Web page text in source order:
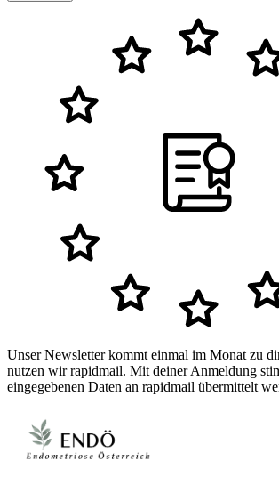
Unser Newsletter kommt einmal im Monat zu
nutzen wir rapidmail. Mit deiner Anmeldung
eingegebenen Daten an rapidmail übermittelt